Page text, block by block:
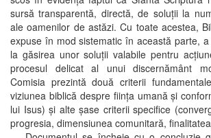
sursă transparentă, directă, de soluţii la
ale oamenilor de astăzi. Cu toate acestea,
expuse în mod sistematic în această parte,
la găsirea unor soluţii valabile pentru
procesul delicat al unui discernământ
Comisia prezintă două criterii
viziunea biblică despre fiinţa umană şi
lui Isus) şi alte şase criterii specifice
progresia, dimensiunea comunitară,